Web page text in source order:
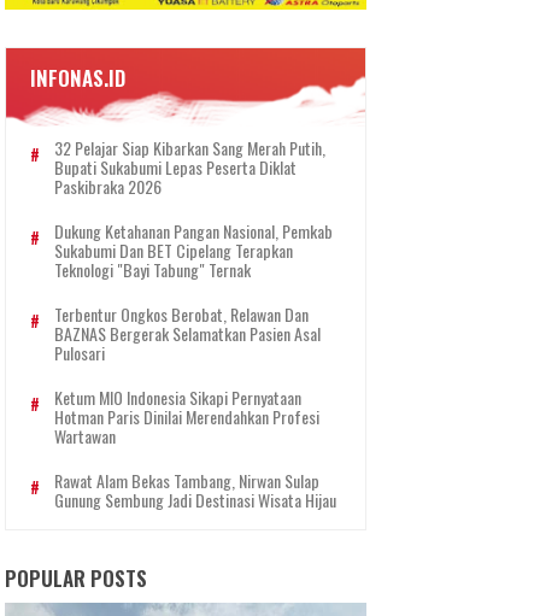
INFONAS.ID
32 Pelajar Siap Kibarkan Sang Merah Putih,
Bupati Sukabumi Lepas Peserta Diklat
Paskibraka 2026
Dukung Ketahanan Pangan Nasional, Pemkab
Sukabumi Dan BET Cipelang Terapkan
Teknologi "Bayi Tabung" Ternak
Terbentur Ongkos Berobat, Relawan Dan
BAZNAS Bergerak Selamatkan Pasien Asal
Pulosari
Ketum MIO Indonesia Sikapi Pernyataan
Hotman Paris Dinilai Merendahkan Profesi
Wartawan
Rawat Alam Bekas Tambang, Nirwan Sulap
Gunung Sembung Jadi Destinasi Wisata Hijau
POPULAR POSTS